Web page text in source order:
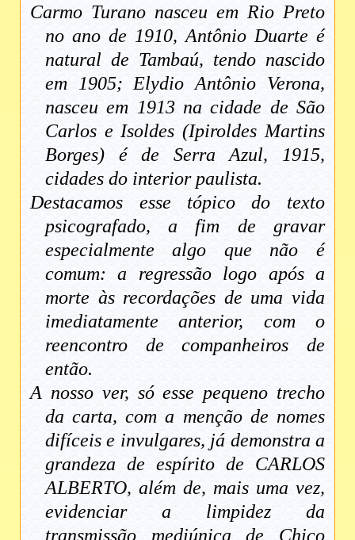
Carmo Turano nasceu em Rio Preto
no ano de 1910, Antônio Duarte é
natural de Tambaú, tendo nascido
em 1905; Elydio Antônio Verona,
nasceu em 1913 na cidade de São
Carlos e Isoldes (Ipiroldes Martins
Borges) é de Serra Azul, 1915,
cidades do interior paulista.
Destacamos esse tópico do texto
psicografado, a fim de gravar
especialmente algo que não é
comum: a regressão logo após a
morte às recordações de uma vida
imediatamente anterior, com o
reencontro de companheiros de
então.
A nosso ver, só esse pequeno trecho
da carta, com a menção de nomes
difíceis e invulgares, já demonstra a
grandeza de espírito de CARLOS
ALBERTO, além de, mais uma vez,
evidenciar a limpidez da
transmissão mediúnica de Chico